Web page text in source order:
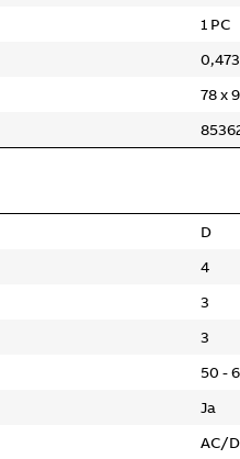
1 PC
78 x
D
4
3
3
50 -
Ja
AC/